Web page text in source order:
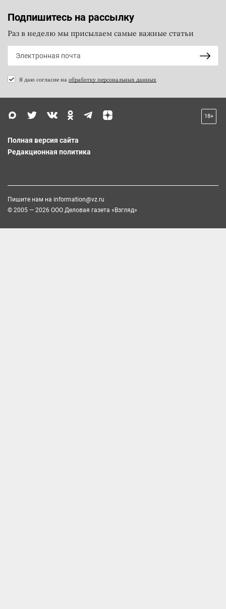
Подпишитесь на рассылку
Раз в неделю мы присылаем самые важные статьи
Я даю согласие на обработку персональных данных
18+
Полная версия сайта
Редакционная политика
Пишите нам на information@vz.ru
© 2005 — 2026 ООО Деловая газета «Взгляд»